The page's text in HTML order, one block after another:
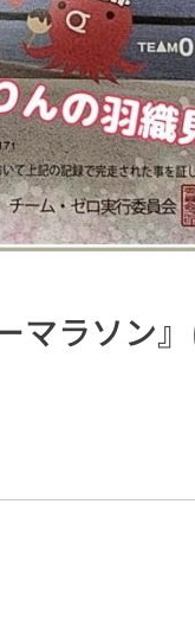
マラソン